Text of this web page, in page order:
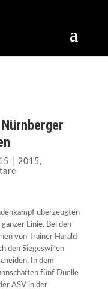
2015,
überzeugten
Linie. Bei den
von Trainer Harald
den Siegeswillen
In dem
fünf Duelle
ASV in der